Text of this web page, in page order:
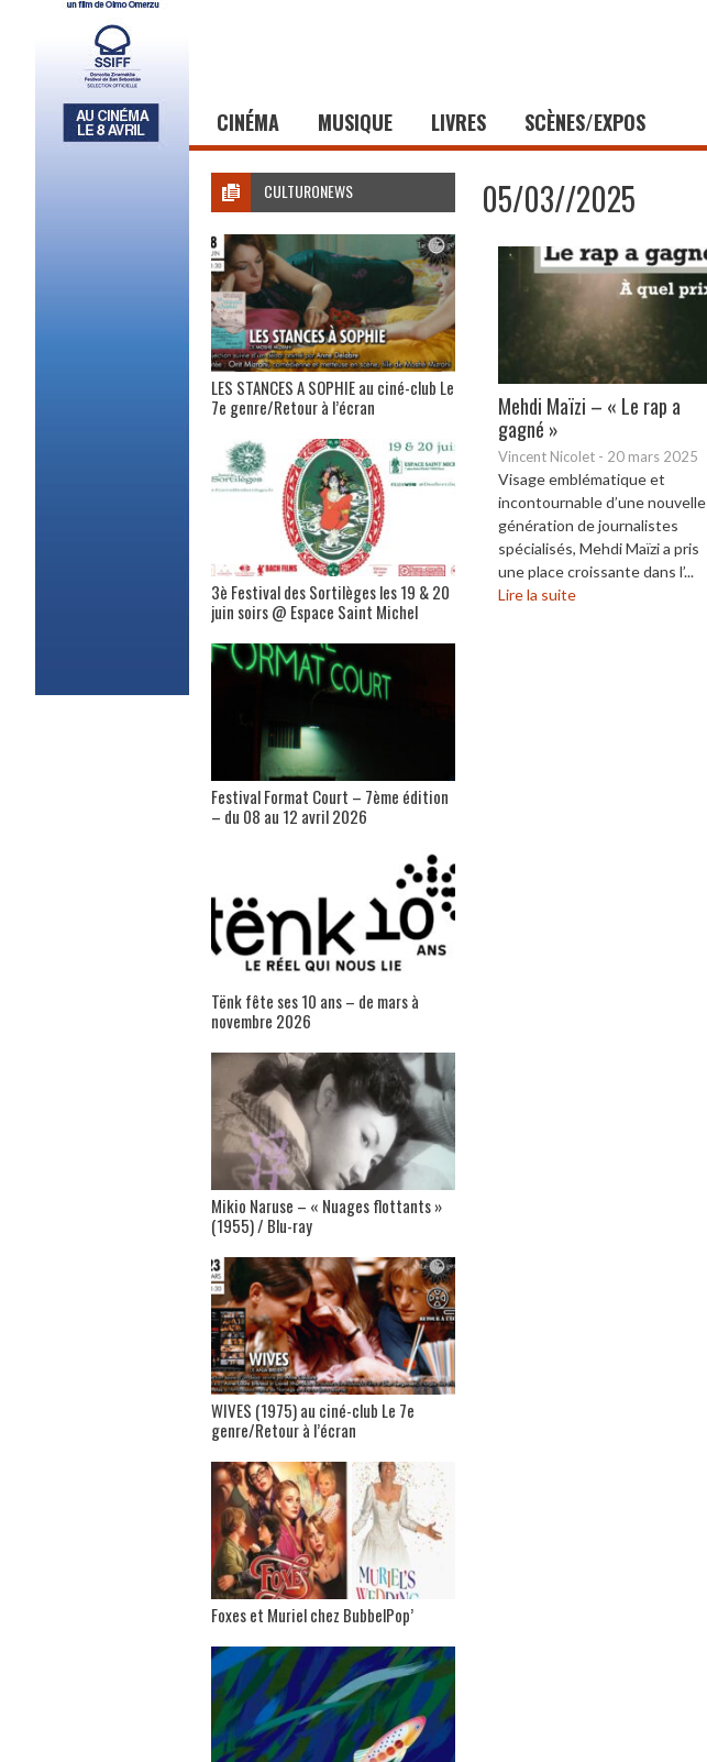
CINÉMA MUSIQUE LIVRES SCÈNES/EXPOS
05/03//2025
Mehdi Maïzi – « Le rap a
gagné »
Vincent Nicolet - 20 mars 2025
Visage emblématique et
incontournable d’une nouvelle
génération de journalistes
spécialisés, Mehdi Maïzi a pris
une place croissante dans l’...
Lire la suite
CULTURONEWS
LES STANCES A SOPHIE au ciné-club Le
7e genre/Retour à l’écran
3è Festival des Sortilèges les 19 & 20
juin soirs @ Espace Saint Michel
Festival Format Court – 7ème édition
– du 08 au 12 avril 2026
Tënk fête ses 10 ans – de mars à
novembre 2026
Mikio Naruse – « Nuages flottants »
(1955) / Blu-ray
WIVES (1975) au ciné-club Le 7e
genre/Retour à l’écran
Foxes et Muriel chez BubbelPop’